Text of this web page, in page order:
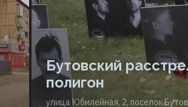
Бутовский
полигон
улица Юбилейная, 2, поселок